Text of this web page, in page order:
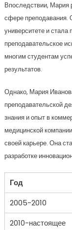
Впоследствии, Мария
сфере преподавания.
университете и
преподавательское
многим студентам
результатов.
Однако, Мария
преподавательской
знания и опыт в
медицинской
своей карьере. Она
разработке
Год
2005-2010
2010-настоящее